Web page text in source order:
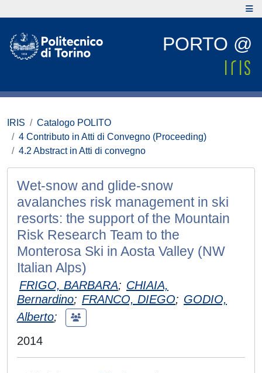
PORTO @
IRIS
Catalogo POLITO
4 Contributo in Atti di Convegno (Proceeding)
4.2 Abstract in Atti di convegno
Wet-snow and glide-snow
avalanches risk management in ski
resorts: the support of the Mountain
Risk Research Team to the
Monterosa Ski in Aosta Valley (NW
Italian Alps)
FRIGO, BARBARA; CHIAIA,
Bernardino; FRANCO, DIEGO; GODIO,
Alberto;
2014